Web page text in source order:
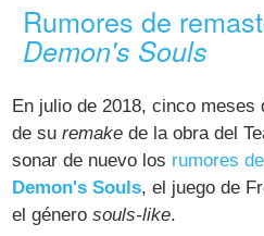
Rumores de
Demon's Souls
En julio de 2018, cinco
de suremake de la obra del
sonar de nuevo los rumores
Demon's Souls, el juego de
el génerosouls-like.